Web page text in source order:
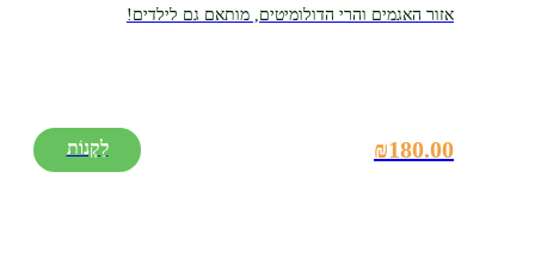
אזור האגמים והרי הדולומיטים, מותאם גם לילדים!
₪180.00